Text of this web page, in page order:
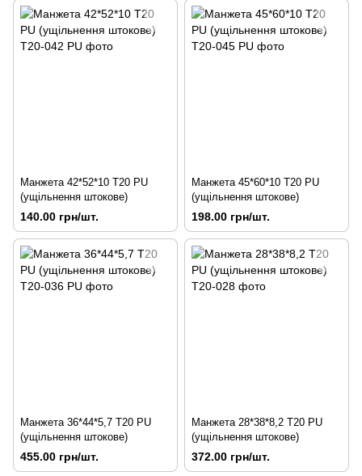
Манжета 42*52*10 Т20 PU
(ущільнення штокове)
140.00 грн/шт.
Манжета 45*60*10 Т20 PU
(ущільнення штокове)
198.00 грн/шт.
Манжета 36*44*5,7 Т20 PU
(ущільнення штокове)
455.00 грн/шт.
Манжета 28*38*8,2 Т20 PU
(ущільнення штокове)
372.00 грн/шт.